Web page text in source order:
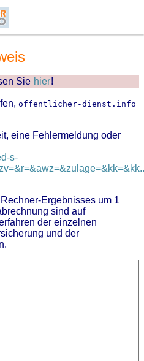
Sie hier!
öffentlicher-dienst.info
eine Fehlermeldung oder
s-
Ergebnisses um 1
sind auf
der einzelnen
und der